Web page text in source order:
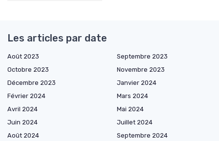
Les articles par date
Août 2023
Septembre 2023
Octobre 2023
Novembre 2023
Décembre 2023
Janvier 2024
Février 2024
Mars 2024
Avril 2024
Mai 2024
Juin 2024
Juillet 2024
Août 2024
Septembre 2024